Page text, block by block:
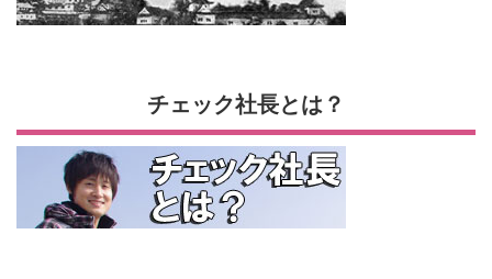
チェック社長とは？